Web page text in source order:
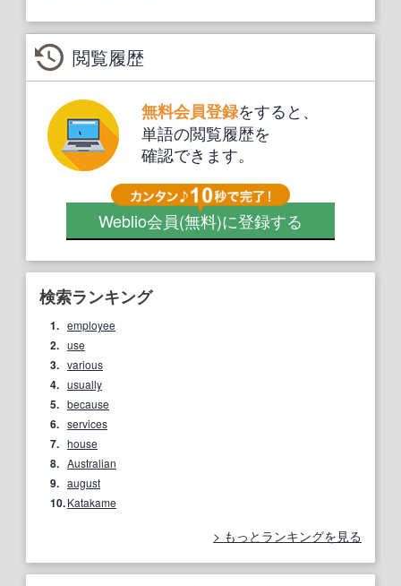
閲覧履歴
無料会員登録をすると、
単語の閲覧履歴を
確認できます。
Weblio会員(無料)に登録する
検索ランキング
1. employee
2. use
3. various
4. usually
5. because
6. services
7. house
8. Australian
9. august
10.Katakame
もっとランキングを見る